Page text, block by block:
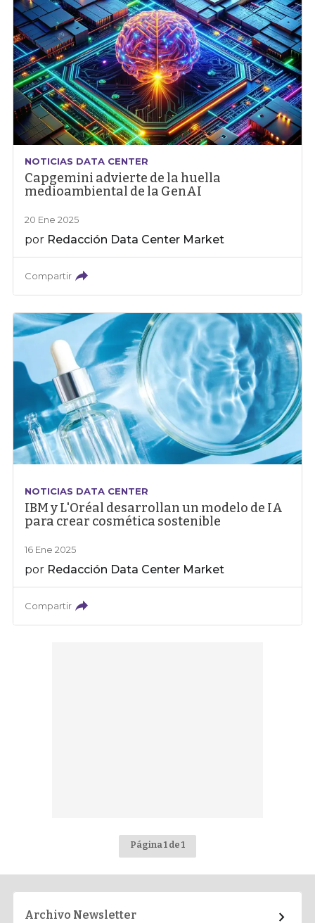
NOTICIAS DATA CENTER
Capgemini advierte de la huella
medioambiental de la GenAI
20 Ene 2025
por Redacción Data Center Market
Compartir
NOTICIAS DATA CENTER
IBM y L'Oréal desarrollan un modelo de IA
para crear cosmética sostenible
16 Ene 2025
por Redacción Data Center Market
Compartir
Página 1 de 1
Archivo Newsletter